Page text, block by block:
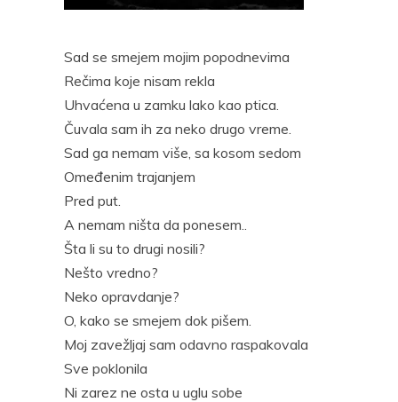
Sad se smejem mojim popodnevima
Rečima koje nisam rekla
Uhvaćena u zamku lako kao ptica.
Čuvala sam ih za neko drugo vreme.
Sad ga nemam više, sa kosom sedom
Omeđenim trajanjem
Pred put.
A nemam ništa da ponesem..
Šta li su to drugi nosili?
Nešto vredno?
Neko opravdanje?
O, kako se smejem dok pišem.
Moj zavežljaj sam odavno raspakovala
Sve poklonila
Ni zarez ne osta u uglu sobe